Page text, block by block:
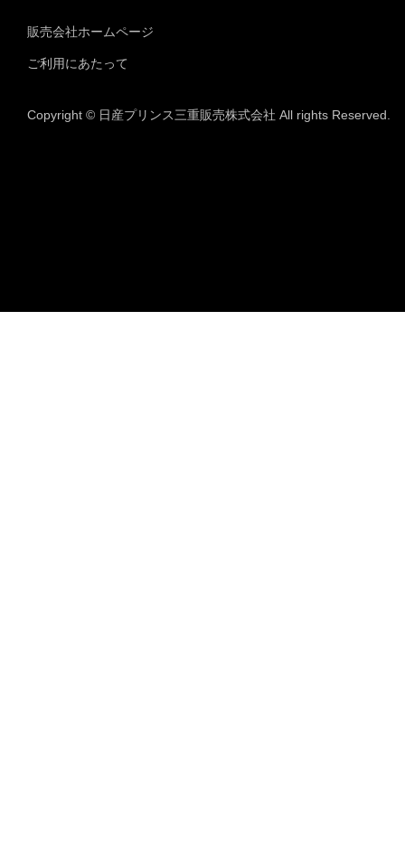
販売会社ホームページ
ご利用にあたって
Copyright © 日産プリンス三重販売株式会社 All rights Reserved.